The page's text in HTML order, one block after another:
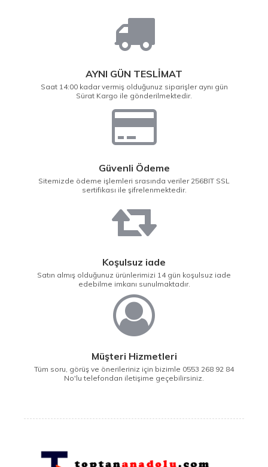
AYNI GÜN TESLİMAT
Saat 14:00 kadar vermiş olduğunuz siparişler aynı gün
Sürat Kargo ile gönderilmektedir.
Güvenli Ödeme
Sitemizde ödeme işlemleri srasında veriler 256BIT SSL
sertifikası ile şifrelenmektedir.
Koşulsuz iade
Satın almış olduğunuz ürünlerimizi 14 gün koşulsuz iade
edebilme imkanı sunulmaktadır.
Müşteri Hizmetleri
Tüm soru, görüş ve önerileriniz için bizimle 0553 268 92 84
No'lu telefondan iletişime geçebilirsiniz.